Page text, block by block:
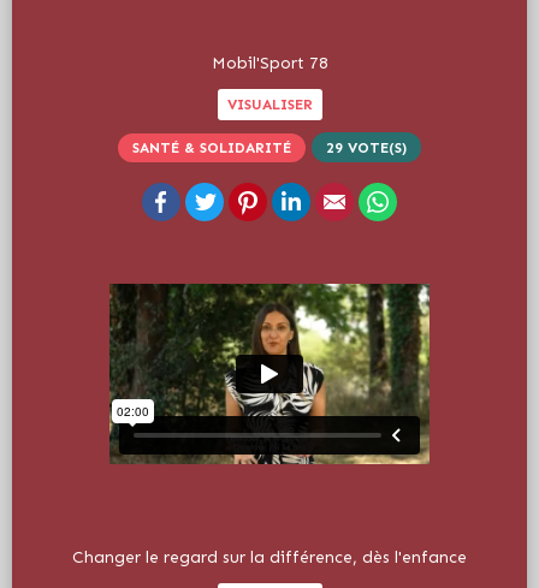
Mobil'Sport 78
VISUALISER
SANTÉ & SOLIDARITÉ 29 VOTE(S)
FacebookTwitter PinterestLinkedInEmail
Changer le regard sur la différence, dès l'enfance